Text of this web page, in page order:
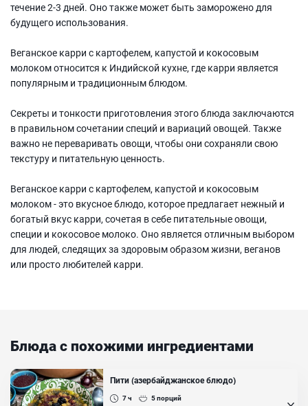
течение 2-3 дней. Оно также может быть заморожено для
будущего использования.
Веганское карри с картофелем, капустой и кокосовым
молоком относится к Индийской кухне, где карри является
популярным и традиционным блюдом.
Секреты и тонкости приготовления этого блюда заключаются
в правильном сочетании специй и вариаций овощей. Также
важно не переваривать овощи, чтобы они сохраняли свою
текстуру и питательную ценность.
Веганское карри с картофелем, капустой и кокосовым
молоком - это вкусное блюдо, которое предлагает нежный и
богатый вкус карри, сочетая в себе питательные овощи,
специи и кокосовое молоко. Оно является отличным выбором
для людей, следящих за здоровым образом жизни, веганов
или просто любителей карри.
Блюда с похожими ингредиентами
Пити (азербайджанское блюдо)
7 ч 5порций